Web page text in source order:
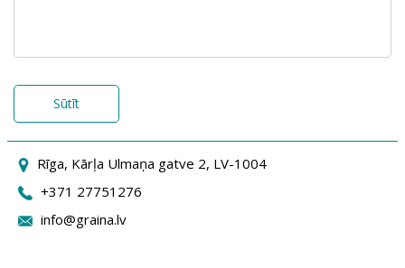
Sūtīt
Rīga, Kārļa Ulmaņa gatve 2, LV-1004
+371 27751276
info@graina.lv